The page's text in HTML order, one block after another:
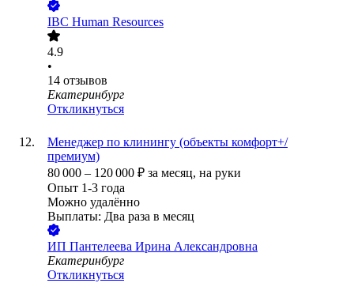
IBC Human Resources
4.9
•
14 отзывов
Екатеринбург
Откликнуться
Менеджер по клинингу (объекты комфорт+/
премиум)
80 000 – 120 000 ₽ за месяц, на руки
Опыт 1-3 года
Можно удалённо
Выплаты: Два раза в месяц
ИП Пантелеева Ирина Александровна
Екатеринбург
Откликнуться